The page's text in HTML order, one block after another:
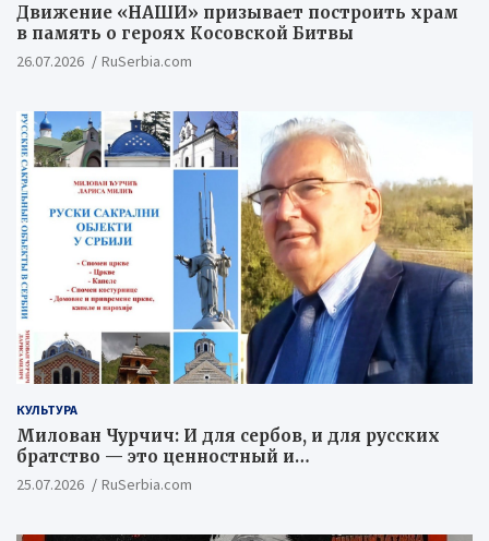
Движение «НАШИ» призывает построить храм
в память о героях Косовской Битвы
26.07.2026 RuSerbia.com
КУЛЬТУРА
Милован Чурчич: И для сербов, и для русских
братство — это ценностный и
цивилизационный концепт
25.07.2026 RuSerbia.com